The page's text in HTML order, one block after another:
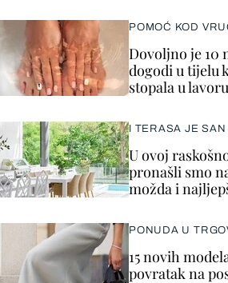
POMOĆ KOD
Dovoljno je 10
dogodi u tijelu
stopala u
I TERASA JE
U ovoj
pronašli smo
možda i
PONUDA U
15 novih
povratak na